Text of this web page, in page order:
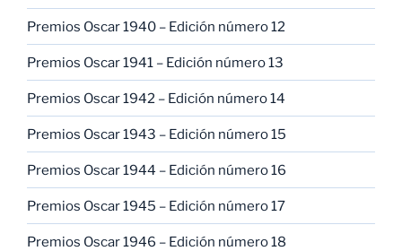
Premios Oscar 1940 – Edición número 12
Premios Oscar 1941 – Edición número 13
Premios Oscar 1942 – Edición número 14
Premios Oscar 1943 – Edición número 15
Premios Oscar 1944 – Edición número 16
Premios Oscar 1945 – Edición número 17
Premios Oscar 1946 – Edición número 18